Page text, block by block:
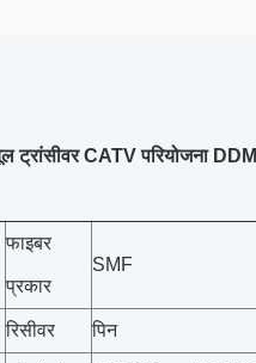
CATV परियोजना DDM
फाइबर
प्रकार
SMF
रिसीवर पिन